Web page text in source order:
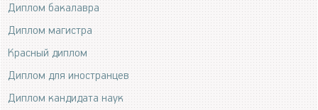
Диплом бакалавра
Диплом магистра
Красный диплом
Диплом для иностранцев
Диплом кандидата наук